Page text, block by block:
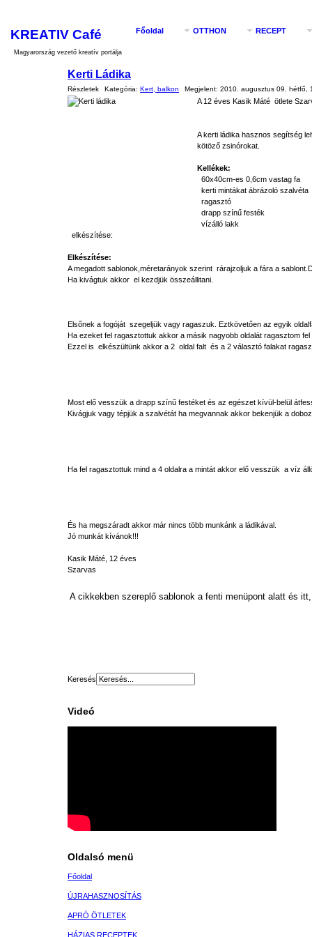
KREATIV Café
Magyarország vezető kreatív portálja
Főoldal OTTHON RECEPT
Kerti Ládika
Részletek Kategória: Kert, balkon Megjelent: 2010. augusztus 09. hétfő,
A 12 éves Kasik Máté ötlete
A kerti ládika hasznos segítség
kötöző zsinórokat.
Kellékek:
60x40cm-es 0,6cm vastag fa
kerti mintákat ábrázoló szalvéta
ragasztó
drapp színű festék
vízálló lakk
elkészítése:
Elkészítése:
A megadott sablonok,méretarányok szerint rárajzoljuk a fára a
Ha kivágtuk akkor el kezdjük összeállitani.
Elsőnek a fogóját szegeljük vagy ragaszuk. Eztkövetően az egyik
Ha ezeket fel ragasztottuk akkor a másik nagyobb oldalát ragasztom
Ezzel is elkészültünk akkor a 2 oldal falt és a 2 választó falakat
Most elő vesszük a drapp színű festéket és az egészet kívül-belül
Kivágjuk vagy tépjük a szalvétát ha megvannak akkor bekenjük a
Ha fel ragasztottuk mind a 4 oldalra a mintát akkor elő vesszük a víz
És ha megszáradt akkor már nincs több munkánk a ládikával.
Jó munkát kívánok!!!
Kasik Máté, 12 éves
Szarvas
A cikkekben szereplő sablonok a fenti menüpont alatt és
Keresés
Videó
Oldalsó menü
Főoldal
ÚJRAHASZNOSÍTÁS
APRÓ ÖTLETEK
HÁZIAS RECEPTEK